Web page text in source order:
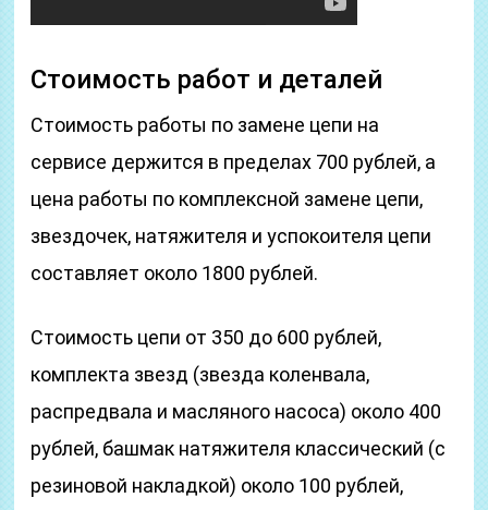
Стоимость работ и деталей
Стоимость работы по замене цепи на
сервисе держится в пределах 700 рублей, а
цена работы по комплексной замене цепи,
звездочек, натяжителя и успокоителя цепи
составляет около 1800 рублей.
Стоимость цепи от 350 до 600 рублей,
комплекта звезд (звезда коленвала,
распредвала и масляного насоса) около 400
рублей, башмак натяжителя классический (с
резиновой накладкой) около 100 рублей,